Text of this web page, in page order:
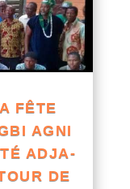
FÊTE
AGNI
ADJA-
DE